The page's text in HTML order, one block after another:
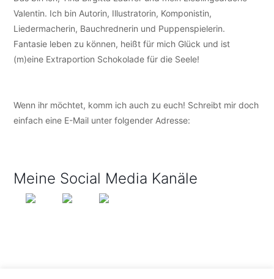
Valentin. Ich bin Autorin, Illustratorin, Komponistin,
Liedermacherin, Bauchrednerin und Puppenspielerin.
Fantasie leben zu können, heißt für mich Glück und ist
(m)eine Extraportion Schokolade für die Seele!
Wenn ihr möchtet, komm ich auch zu euch! Schreibt mir doch
einfach eine E-Mail unter folgender Adresse:
Meine Social Media Kanäle